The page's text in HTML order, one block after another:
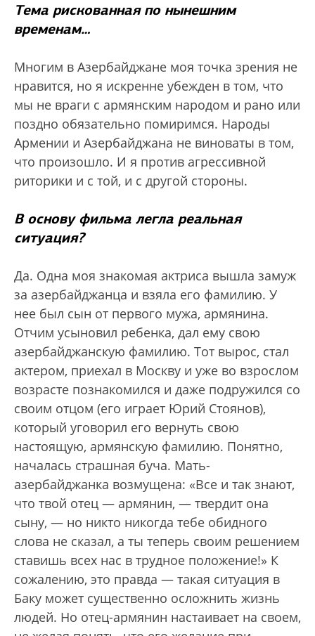
Тема рискованная по нынешним
временам…
Многим в Азербайджане моя точка зрения не
нравится, но я искренне убежден в том, что
мы не враги с армянским народом и рано или
поздно обязательно помиримся. Народы
Армении и Азербайджана не виноваты в том,
что произошло. И я против агрессивной
риторики и с той, и с другой стороны.
В основу фильма легла реальная
ситуация?
Да. Одна моя знакомая актриса вышла замуж
за азербайджанца и взяла его фамилию. У
нее был сын от первого мужа, армянина.
Отчим усыновил ребенка, дал ему свою
азербайджанскую фамилию. Тот вырос, стал
актером, приехал в Москву и уже во взрослом
возрасте познакомился и даже подружился со
своим отцом (его играет Юрий Стоянов),
который уговорил его вернуть свою
настоящую, армянскую фамилию. Понятно,
началась страшная буча. Мать-
азербайджанка возмущена: «Все и так знают,
что твой отец — армянин, — твердит она
сыну, — но никто никогда тебе обидного
слова не сказал, а ты теперь своим решением
ставишь всех нас в трудное положение!» К
сожалению, это правда — такая ситуация в
Баку может существенно осложнить жизнь
людей. Но отец-армянин настаивает на своем,